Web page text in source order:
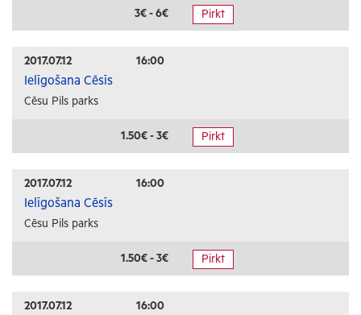
3€ - 6€ Pirkt
2017.07.12 16:00
Ielīgošana Cēsīs
Cēsu Pils parks
1.50€ - 3€ Pirkt
2017.07.12 16:00
Ielīgošana Cēsīs
Cēsu Pils parks
1.50€ - 3€ Pirkt
2017.07.12 16:00